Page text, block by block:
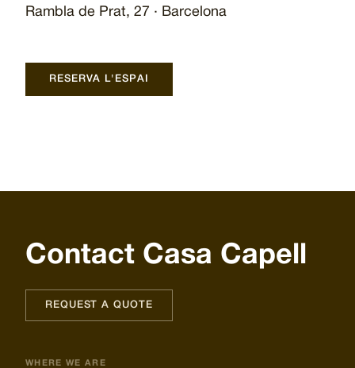
Rambla de Prat, 27 · Barcelona
RESERVA L'ESPAI
Contact Casa Capell
REQUEST A QUOTE
WHERE WE ARE